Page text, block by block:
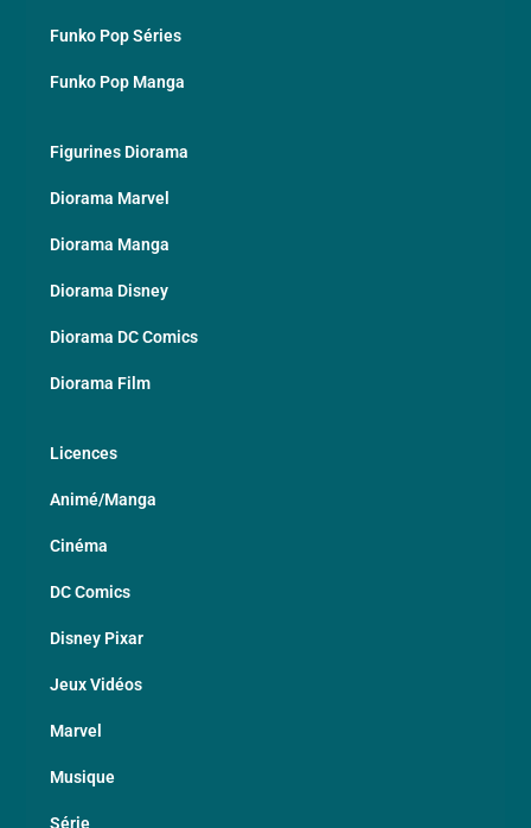
Funko Pop Séries
Funko Pop Manga
Figurines Diorama
Diorama Marvel
Diorama Manga
Diorama Disney
Diorama DC Comics
Diorama Film
Licences
Animé/Manga
Cinéma
DC Comics
Disney Pixar
Jeux Vidéos
Marvel
Musique
Série